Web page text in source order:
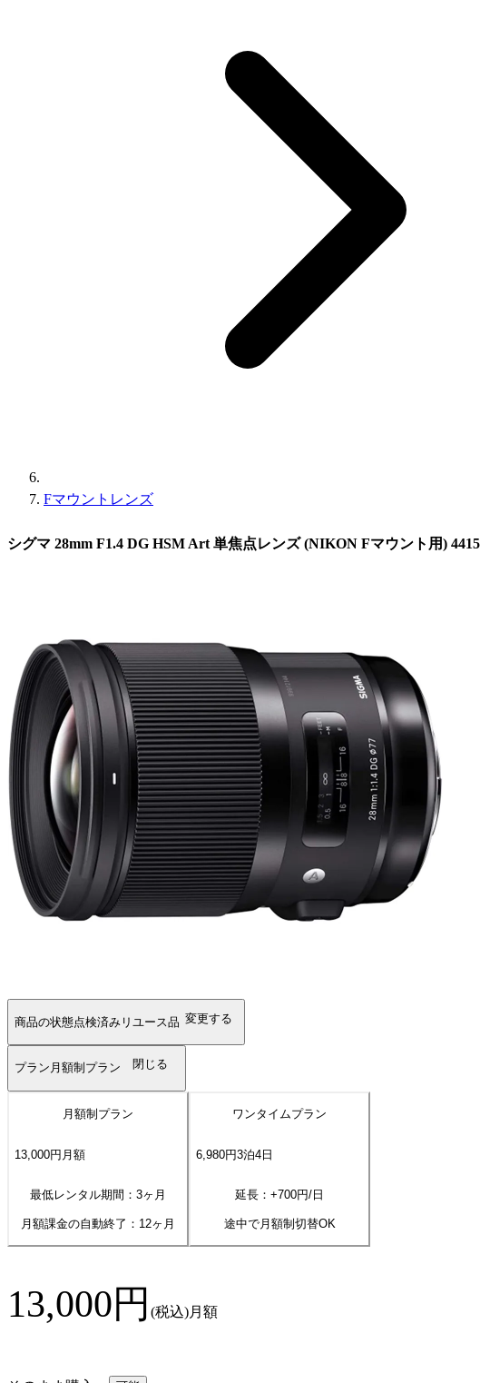
Fマウントレンズ
シグマ 28mm F1.4 DG HSM Art 単焦点レンズ (NIKON Fマウント用)
商品の状態点検済みリユース品 変更する
プラン 月額制プラン 閉じる
月額制プラン
13,000円 月額
最低レンタル期間：3ヶ月
月額課金の自動終了： 12ヶ月
ワンタイムプラン
6,980円3泊4日
延長：+700円/日
途中で月額制切替OK
13,000円 (税込)月額